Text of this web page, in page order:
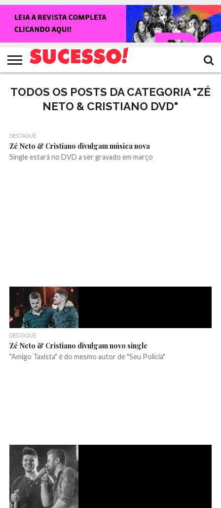
NOTÍCIAS
SHOWS
ENTREVISTAS
CLIQUES
RANKING
CROWLEY
TV
SUCESSO!
REVISTA
SUCESSO!
TODOS OS POSTS DA CATEGORIA "ZÉ
NETO & CRISTIANO DVD"
DESTAQUE
Zé Neto & Cristiano divulgam música nova
Single estará no DVD a ser gravado em março
DESTAQUE
Zé Neto & Cristiano divulgam novo single
"Amigo Taxista" é do mesmo autor de "Seu Polícia"